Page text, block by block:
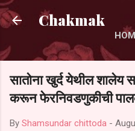
Skip to
Chakmak
सातोना खुर्द येथील शालेय
करून फेरनिवडणुकीची
By Shamsundar chittoda -